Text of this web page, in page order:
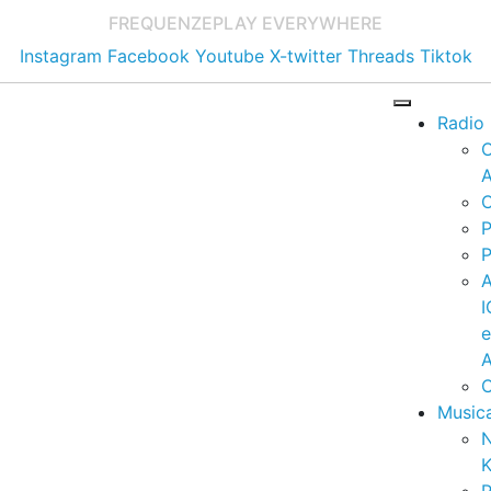
FREQUENZEPLAY EVERYWHERE
Instagram Facebook Youtube X-twitter Threads Tiktok
Radio
e